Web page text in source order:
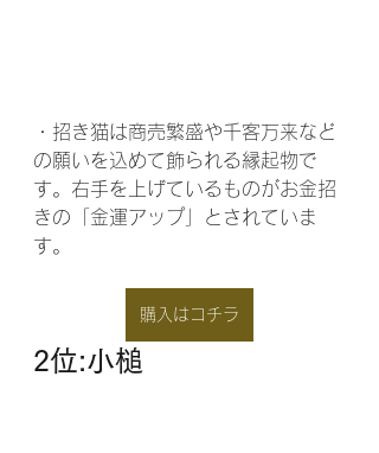
・招き猫は商売繁盛や千客万来など
の願いを込めて飾られる縁起物で
す。右手を上げているものがお金招
きの「金運アップ」とされていま
す。
購入はコチラ
2位:小槌